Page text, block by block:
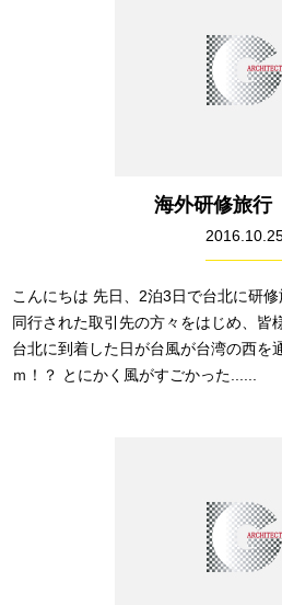
海外研修旅
こんにちは 先日、2泊3日で台北に研修
同行された取引先の方々をはじめ、皆
台北に到着した日が台風が台湾の西を
ｍ！？ とにかく風がすごかった......